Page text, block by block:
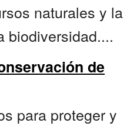
naturales y la
biodiversidad....
de
para proteger y